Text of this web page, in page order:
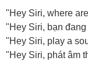
"Hey Siri, where
"Hey Siri, bạn
"Hey Siri, play a
"Hey Siri, phát âm